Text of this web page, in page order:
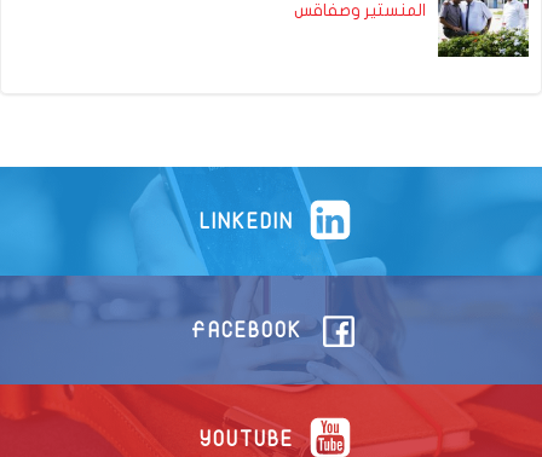
المنستير وصفاقس
LINKEDIN
FACEBOOK
YOUTUBE